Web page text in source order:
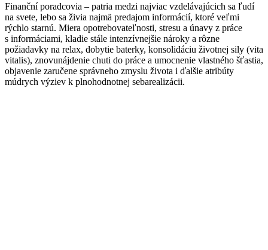
Finanční poradcovia – patria medzi najviac vzdelávajúcich sa ľudí
na svete, lebo sa živia najmä predajom informácií, ktoré veľmi
rýchlo starnú. Miera opotrebovateľnosti, stresu a únavy z práce
s informáciami, kladie stále intenzívnejšie nároky a rôzne
požiadavky na relax, dobytie baterky, konsolidáciu životnej sily (vita
vitalis), znovunájdenie chuti do práce a umocnenie vlastného šťastia,
objavenie zaručene správneho zmyslu života i ďalšie atribúty
múdrych výziev k plnohodnotnej sebarealizácii.